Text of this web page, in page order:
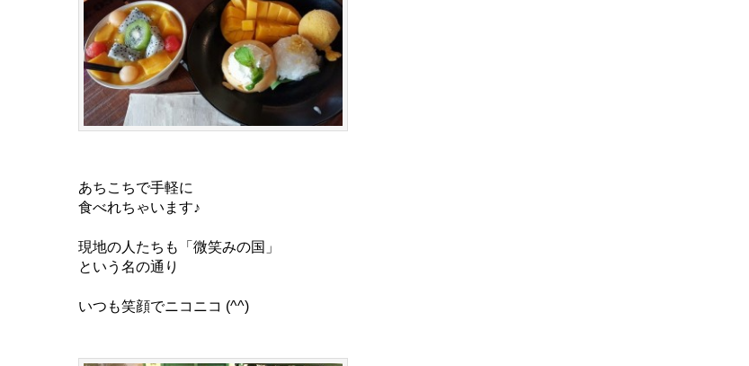
あちこちで手軽に
食べれちゃいます♪
現地の人たちも「微笑みの国」
という名の通り
いつも笑顔でニコニコ (^^)